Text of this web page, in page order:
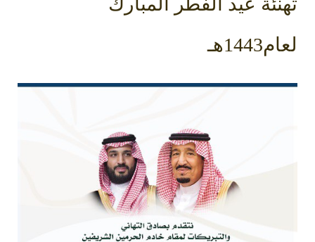
لعام1443هـ